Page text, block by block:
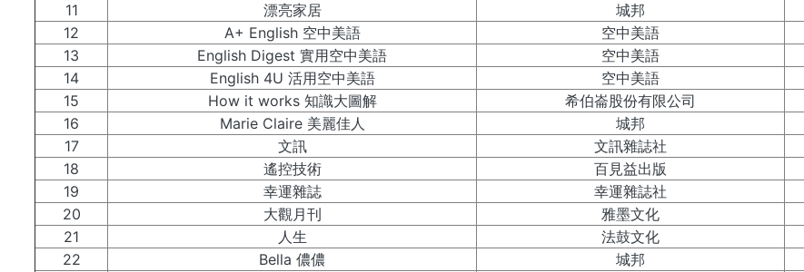
11
漂亮家居 城邦
12
A+ English 空中美語 空中美語
13
English Digest 實用空中美語 空中美語
14
English 4U 活用空中美語 空中美語
15
How it works 知識大圖解 希伯崙股份有限公司
16
Marie Claire 美麗佳人 城邦
17
文訊 文訊雜誌社
18
遙控技術 百見益出版
19
幸運雜誌 幸運雜誌社
20
大觀月刊 雅墨文化
21
人生 法鼓文化
22
Bella 儂儂 城邦